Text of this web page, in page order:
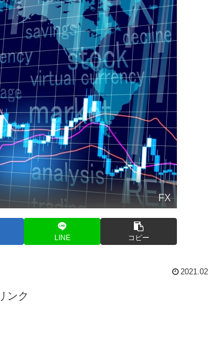
FX
LINE コピー
ンク